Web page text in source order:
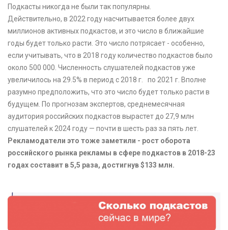
Подкасты никогда не были так популярны.
Действительно, в 2022 году насчитывается более двух
миллионов активных подкастов, и это число в ближайшие
годы будет только расти. Это число потрясает - особенно,
если учитывать, что в 2018 году количество подкастов было
около 500 000. Численность слушателей подкастов уже
увеличилось на 29.5% в период с 2018 г. по 2021 г. Вполне
разумно предположить, что это число будет только расти в
будущем. По прогнозам экспертов, среднемесячная
аудитория российских подкастов вырастет до 27,9 млн
слушателей к 2024 году — почти в шесть раз за пять лет.
Рекламодатели это тоже заметили - рост оборота
российского рынка рекламы в сфере подкастов в 2018-23
годах составит в 5,5 раза, достигнув $133 млн.